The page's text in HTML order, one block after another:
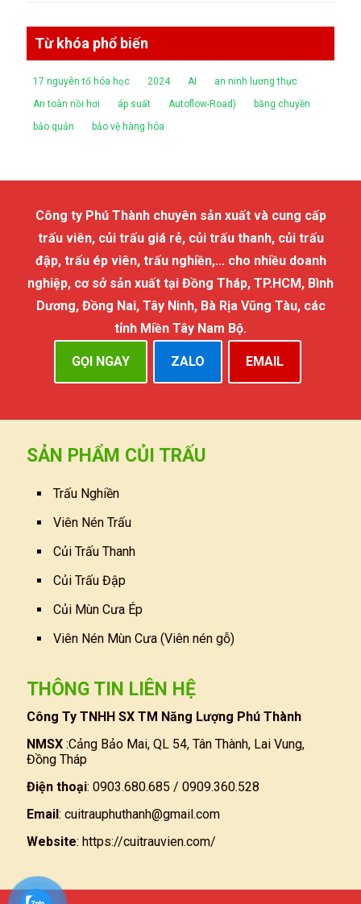
Từ khóa phổ biến
17 nguyên tố hóa học 2024 AI
an ninh lương thực
An toàn nồi hơi
áp suất Autoflow-Road)
băng chuyền
bảo quản
bảo vệ hàng hóa
Công ty Phú Thành chuyên sản xuất và cung cấp
trấu viên, củi trấu giá rẻ, củi trấu thanh, củi trấu
đập, trấu ép viên, trấu nghiền,... cho nhiều doanh
nghiệp, cơ sở sản xuất tại Đồng Tháp, TP.HCM, Bình
Dương, Đồng Nai, Tây Ninh, Bà Rịa Vũng Tàu, các
tỉnh Miền Tây Nam Bộ.
GỌI NGAY ZALO EMAIL
SẢN PHẨM CỦI TRẤU
Trấu Nghiền
Viên Nén Trấu
Củi Trấu Thanh
Củi Trấu Đập
Củi Mùn Cưa Ép
Viên Nén Mùn Cưa (Viên nén gỗ)
THÔNG TIN LIÊN HỆ
Công Ty TNHH SX TM Năng Lượng Phú Thành
NMSX :Cảng Bảo Mai, QL 54, Tân Thành, Lai Vung,
Đồng Tháp
Điện thoại: 0903.680.685 / 0909.360.528
Email : cuitrauphuthanh@gmail.com
Website: https://cuitrauvien.com/